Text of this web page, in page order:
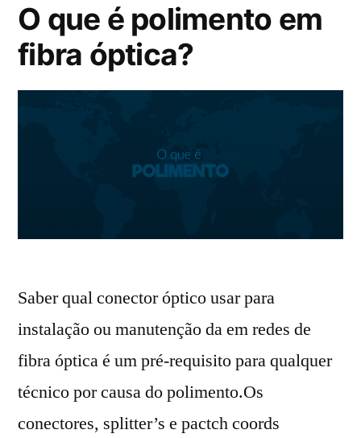
O que é polimento em
fibra óptica?
Saber qual conector óptico usar para
instalação ou manutenção da em redes de
fibra óptica é um pré-requisito para qualquer
técnico por causa do polimento.Os
conectores, splitter’s e pactch coords